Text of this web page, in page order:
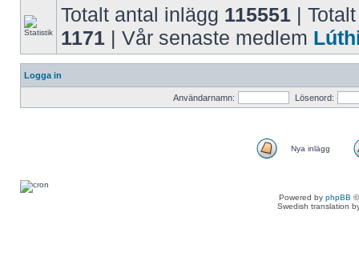
Totalt antal inlägg 115551 |
1171 | Vår senaste medlem
Logga in
Användarnamn: Lösenord:
Nya inlägg
Powered by phpBB
Swedish translation